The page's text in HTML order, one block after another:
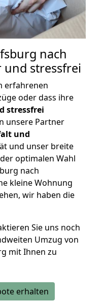
nach
und stressfrei
erfahrenen
oder dass ihre
stressfrei
unsere Partner
und
und unser breite
optimalen Wahl
nach
kleine Wohnung
wir haben die
Sie uns noch
Umzug von
mit Ihnen zu
erhalten